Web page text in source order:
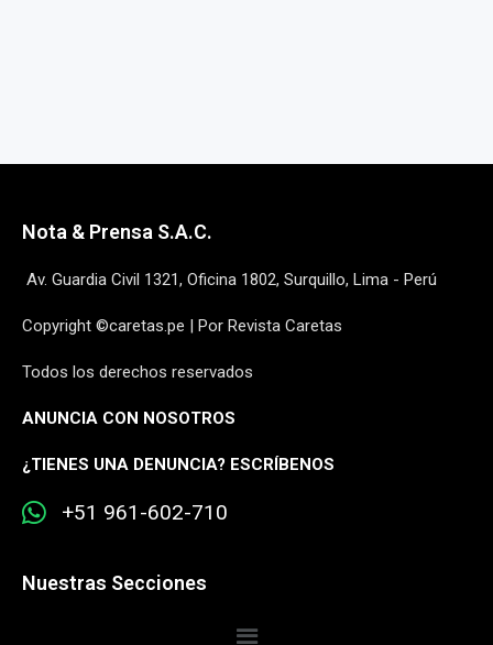
Nota & Prensa S.A.C.
Av. Guardia Civil 1321, Oficina 1802, Surquillo, Lima - Perú
Copyright ©caretas.pe | Por Revista Caretas
Todos los derechos reservados
ANUNCIA CON NOSOTROS
¿TIENES UNA DENUNCIA? ESCRÍBENOS
+51 961-602-710
Nuestras Secciones